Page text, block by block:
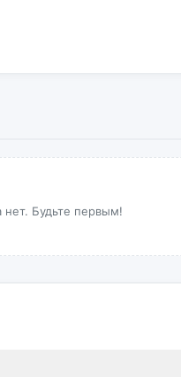
нет. Будьте первым!